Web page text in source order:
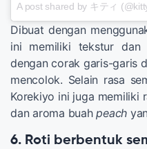
A post shared by キティ
Dibuat dengan
ini memiliki tekstur dan
dengan corak garis-garis
mencolok. Selain rasa
Korekiyo ini juga memiliki
dan aroma buahpeach
6. Roti berbentuk